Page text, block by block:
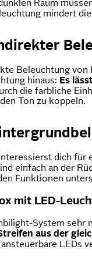
Raum
mindert
Beleuchtung
hinaus: Es
die farbliche
Ton zu koppeln.
dich
einfach an der
Funktionen
mit LED-
System
aus der
LEDs